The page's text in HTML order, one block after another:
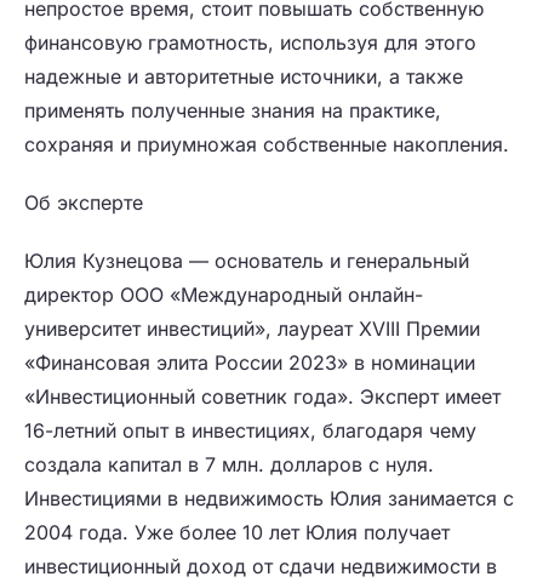
непростое время, стоит повышать собственную
финансовую грамотность, используя для этого
надежные и авторитетные источники, а также
применять полученные знания на практике,
сохраняя и приумножая собственные накопления.
Об эксперте
Юлия Кузнецова — основатель и генеральный
директор ООО «Международный онлайн-
университет инвестиций», лауреат XVIII Премии
«Финансовая элита России 2023» в номинации
«Инвестиционный советник года». Эксперт имеет
16-летний опыт в инвестициях, благодаря чему
создала капитал в 7 млн. долларов с нуля.
Инвестициями в недвижимость Юлия занимается с
2004 года. Уже более 10 лет Юлия получает
инвестиционный доход от сдачи недвижимости в